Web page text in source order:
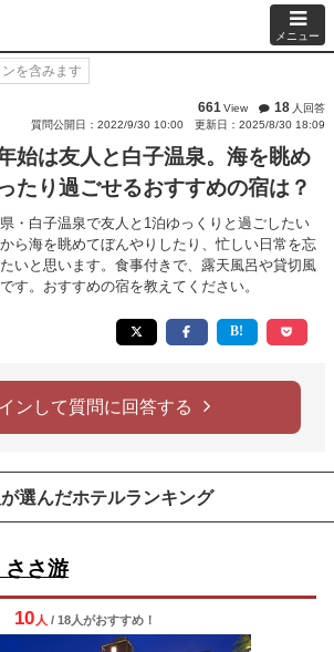
メニュー
を含みます
661View 18 人回答
質問公開日：2022/9/30 10:00
更新日：2025/8/30 18:09
始は友人と白子温泉。海を眺め
たり過ごせるおすすめの宿は？
・白子温泉で友人と1泊ゆっくりと過ごしたい
ら海を眺めてぼんやりしたり、忙しい日常を忘
いと思います。食事付きで、露天風呂や貸切風
す。おすすめの宿を教えてください。
ンして質問に回答する
が選んだホテルランキング
さ游
10 人 / 18人がおすすめ！